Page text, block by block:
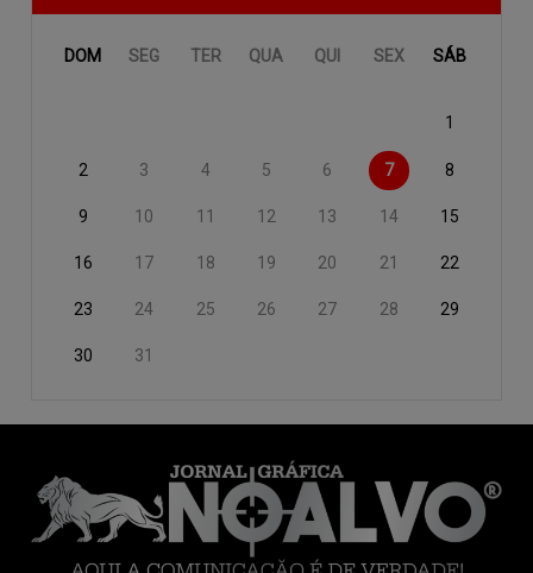
DOM SEG TER QUA QUI SEX SÁB
1
2 3 4 5 6 7 8
9 10 11 12 13 14 15
16 17 18 19 20 21 22
23 24 25 26 27 28 29
30 31